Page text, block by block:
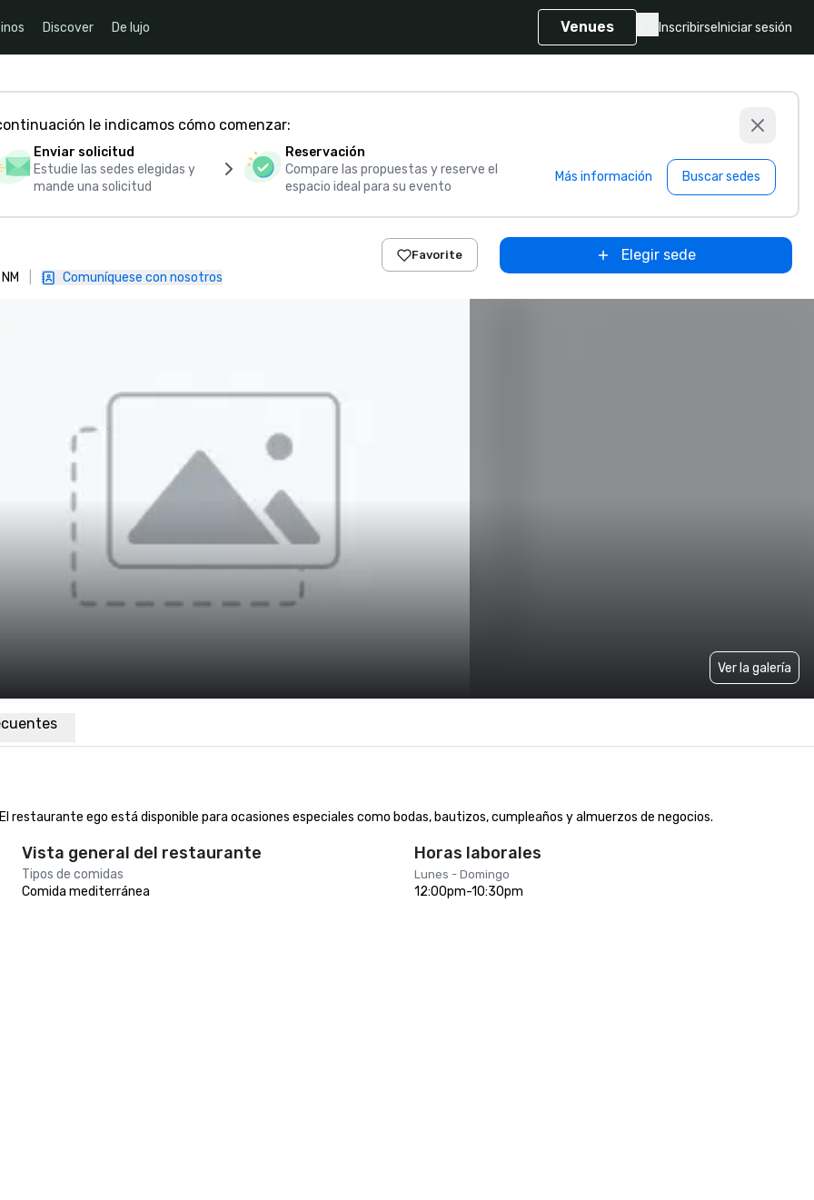
Discover De lujo Venues Inscribirse Iniciar sesión
le indicamos cómo comenzar:
Enviar solicitud
Estudie las sedes elegidas y
mande una solicitud
Reservación
Compare las propuestas y reserve el
espacio ideal para su evento
Más información Buscar sedes
Comuníquese con nosotros
Favorite Elegir sede
Ver la galería
restaurante ego está disponible para ocasiones especiales como bodas, bautizos, cumpleaños y almuerzos de negocios.
Vista general del restaurante
Tipos de comidas
Comida mediterránea
Horas laborales
Lunes - Domingo
12:00pm-10:30pm